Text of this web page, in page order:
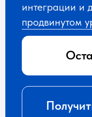
Длительность
10 месяцев